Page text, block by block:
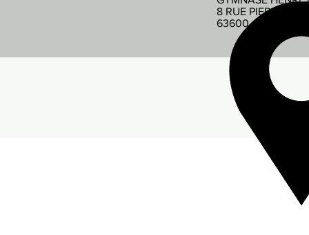
8 RUE PIERRE DE
63600 AMBERT